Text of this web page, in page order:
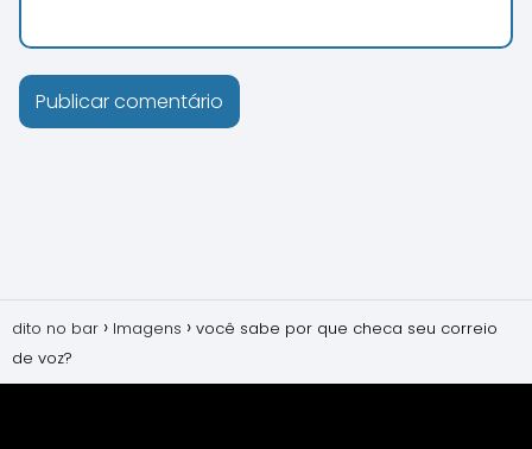
dito no bar Imagens
você sabe por que checa seu correio
de voz?